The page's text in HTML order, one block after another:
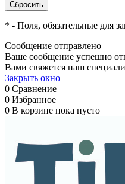
* - Поля, обязательные для
Сообщение отправлено
Ваше сообщение успешно
Вами свяжется наш
Закрыть окно
0 Сравнение
0 Избранное
0 В корзине пока пусто